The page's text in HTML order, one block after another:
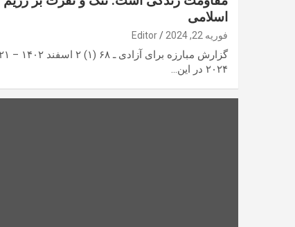
اسلامی
فوریه 22, 2024 Editor
‌۲۰۲۴‏ در این…